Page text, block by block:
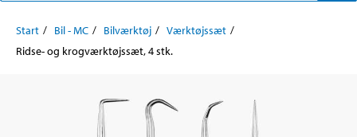
Start Bil - MC Bilværktøj
Værktøjssæt
Ridse- og krogværktøjssæt, 4 stk.